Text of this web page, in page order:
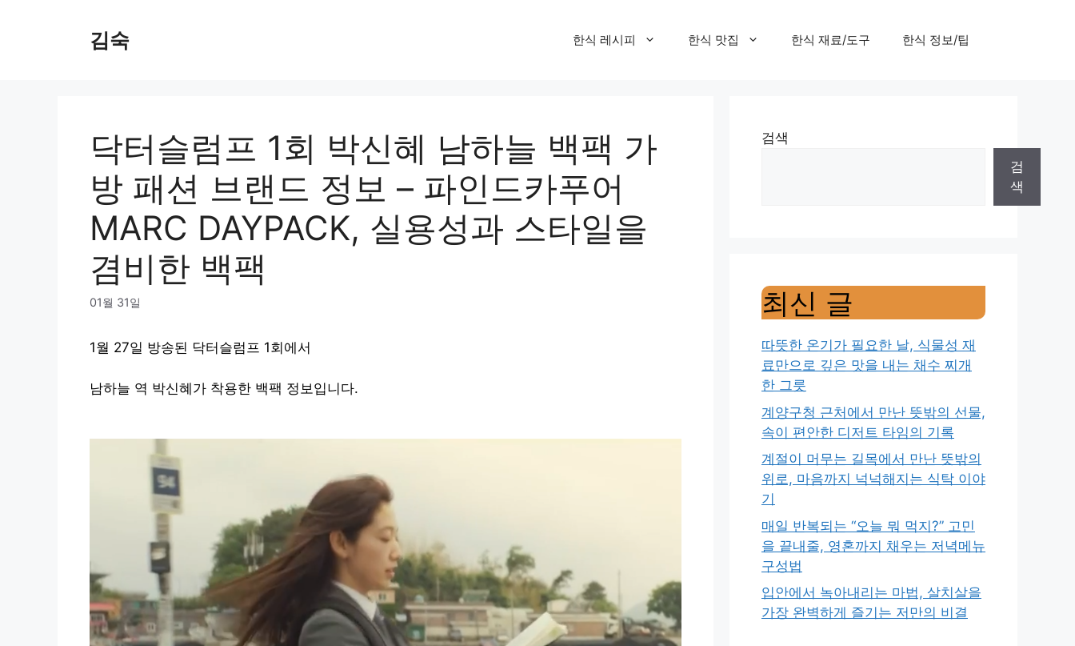
김숙 한식 레시피 한식 맛집 한식 재료/도구 한식 정보/팁
닥터슬럼프 1회 박신혜 남하늘 백팩 가
방 패션 브랜드 정보 – 파인드카푸어
MARC DAYPACK, 실용성과 스타일을
겸비한 백팩
01월 31일
1월 27일 방송된 닥터슬럼프 1회에서
남하늘 역 박신혜가 착용한 백팩 정보입니다.
검색
검
색
최신 글
따뜻한 온기가 필요한 날, 식물성 재
료만으로 깊은 맛을 내는 채수 찌개
한 그릇
계양구청 근처에서 만난 뜻밖의 선물,
속이 편안한 디저트 타임의 기록
계절이 머무는 길목에서 만난 뜻밖의
위로, 마음까지 넉넉해지는 식탁 이야
기
매일 반복되는 “오늘 뭐 먹지?” 고민
을 끝내줄, 영혼까지 채우는 저녁메뉴
구성법
입안에서 녹아내리는 마법, 살치살을
가장 완벽하게 즐기는 저만의 비결